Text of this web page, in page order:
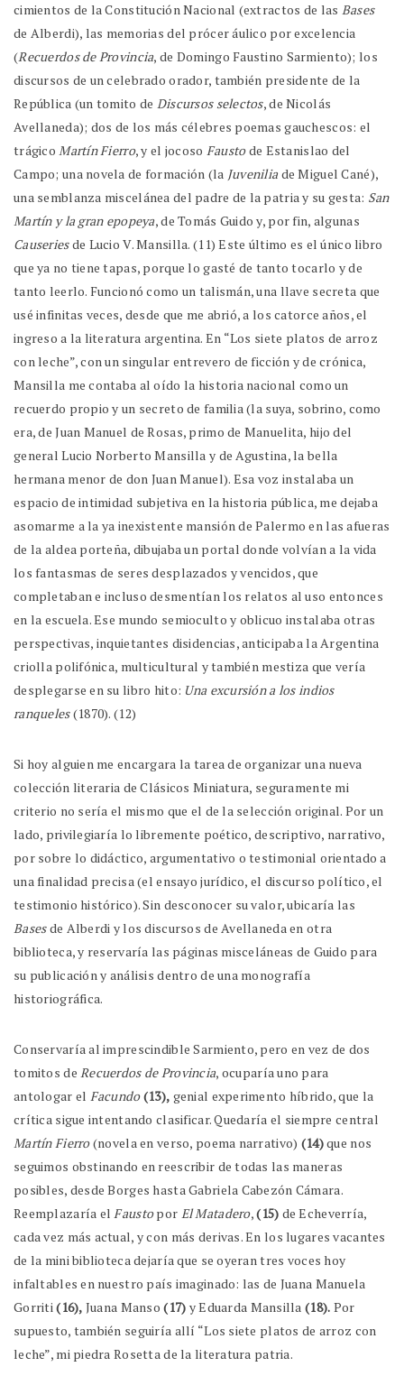
cimientos de la Constitución Nacional (extractos de las Bases
de Alberdi), las memorias del prócer áulico por excelencia
(Recuerdos de Provincia, de Domingo Faustino Sarmiento); los
discursos de un celebrado orador, también presidente de la
República (un tomito de Discursos selectos, de Nicolás
Avellaneda); dos de los más célebres poemas gauchescos: el
trágicoMartín Fierro, y el jocoso Faustode Estanislao del
Campo; una novela de formación (la Juvenilia de Miguel Cané),
una semblanza miscelánea del padre de la patria y su gesta: San
Martín y la gran epopeya, de Tomás Guido y, por fin, algunas
Causeriesde Lucio V. Mansilla. (11) Este último es el único libro
que ya no tiene tapas, porque lo gasté de tanto tocarlo y de
tanto leerlo. Funcionó como un talismán, una llave secreta que
usé infinitas veces, desde que me abrió, a los catorce años, el
ingreso a la literatura argentina. En “Los siete platos de arroz
con leche”, con un singular entrevero de ficción y de crónica,
Mansilla me contaba al oído la historia nacional como un
recuerdo propio y un secreto de familia (la suya, sobrino, como
era, de Juan Manuel de Rosas, primo de Manuelita, hijo del
general Lucio Norberto Mansilla y de Agustina, la bella
hermana menor de don Juan Manuel). Esa voz instalaba un
espacio de intimidad subjetiva en la historia pública, me dejaba
asomarme a la ya inexistente mansión de Palermo en las afueras
de la aldea porteña, dibujaba un portal donde volvían a la vida
los fantasmas de seres desplazados y vencidos, que
completaban e incluso desmentían los relatos al uso entonces
en la escuela. Ese mundo semioculto y oblicuo instalaba otras
perspectivas, inquietantes disidencias, anticipaba la Argentina
criolla polifónica, multicultural y también mestiza que vería
desplegarse en su libro hito: Una excursión a los indios
ranqueles(1870). (12)
Si hoy alguien me encargara la tarea de organizar una nueva
colección literaria de Clásicos Miniatura, seguramente mi
criterio no sería el mismo que el de la selección original. Por un
lado, privilegiaría lo libremente poético, descriptivo, narrativo,
por sobre lo didáctico, argumentativo o testimonial orientado a
una finalidad precisa (el ensayo jurídico, el discurso político, el
testimonio histórico). Sin desconocer su valor, ubicaría las
Basesde Alberdi y los discursos de Avellaneda en otra
biblioteca, y reservaría las páginas misceláneas de Guido para
su publicación y análisis dentro de una monografía
historiográfica.
Conservaría al imprescindible Sarmiento, pero en vez de dos
tomitos deRecuerdos deProvincia, ocuparía uno para
antologar el Facundo(13), genial experimento híbrido, que la
crítica sigue intentando clasificar. Quedaría el siempre central
Martín Fierro(novela en verso, poema narrativo) (14)que nos
seguimos obstinando en reescribir de todas las maneras
posibles, desde Borges hasta Gabriela Cabezón Cámara.
Reemplazaría elFaustopor El Matadero,(15) de Echeverría,
cada vez más actual, y con más derivas. En los lugares vacantes
de la mini biblioteca dejaría que se oyeran tres voces hoy
infaltables en nuestro país imaginado: las de Juana Manuela
Gorriti(16), Juana Manso(17) y Eduarda Mansilla(18). Por
supuesto, también seguiría allí “Los siete platos de arroz con
leche”, mi piedra Rosetta de la literatura patria.